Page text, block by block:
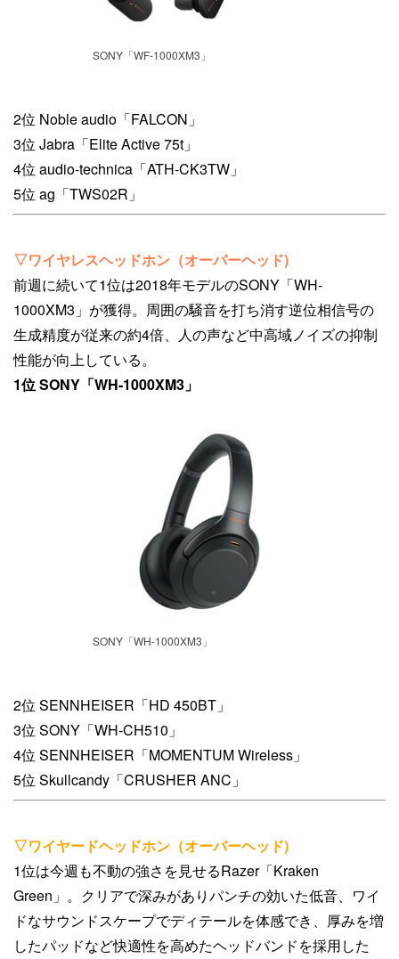
SONY「WF-1000XM3」
2位 Noble audio「FALCON」
3位 Jabra「Elite Active 75t」
4位 audio-technica「ATH-CK3TW」
5位 ag「TWS02R」
▽ワイヤレスヘッドホン（オーバーヘッド)
前週に続いて1位は2018年モデルのSONY「WH-
1000XM3」が獲得。周囲の騒音を打ち消す逆位相信号の
生成精度が従来の約4倍、人の声など中高域ノイズの抑制
性能が向上している。
1位 SONY「WH-1000XM3」
SONY「WH-1000XM3」
2位 SENNHEISER「HD 450BT」
3位 SONY「WH-CH510」
4位 SENNHEISER「MOMENTUM Wireless」
5位 Skullcandy「CRUSHER ANC」
▽ワイヤードヘッドホン（オーバーヘッド)
1位は今週も不動の強さを見せるRazer「Kraken
Green」。クリアで深みがありパンチの効いた低音、ワイ
ドなサウンドスケープでディテールを体感でき、厚みを増
したパッドなど快適性を高めたヘッドバンドを採用した